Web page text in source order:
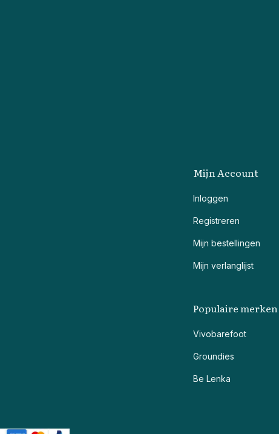
Mijn Account
Inloggen
Registreren
Mijn bestellingen
Mijn verlanglijst
Populaire merken
Vivobarefoot
Groundies
Be Lenka